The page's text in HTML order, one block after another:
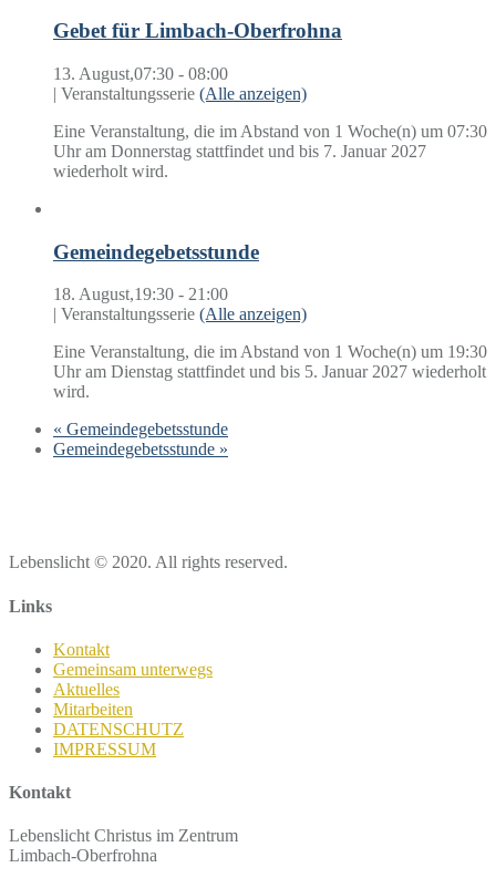
Gebet für Limbach-Oberfrohna
13. August,07:30 - 08:00
| Veranstaltungsserie (Alle anzeigen)
Eine Veranstaltung, die im Abstand von 1 Woche(n) um 07:30
Uhr am Donnerstag stattfindet und bis 7. Januar 2027
wiederholt wird.
Gemeindegebetsstunde
18. August,19:30 - 21:00
| Veranstaltungsserie (Alle anzeigen)
Eine Veranstaltung, die im Abstand von 1 Woche(n) um 19:30
Uhr am Dienstag stattfindet und bis 5. Januar 2027 wiederholt
wird.
« Gemeindegebetsstunde
Gemeindegebetsstunde »
Lebenslicht © 2020. All rights reserved.
Links
Kontakt
Gemeinsam unterwegs
Aktuelles
Mitarbeiten
DATENSCHUTZ
IMPRESSUM
Kontakt
Lebenslicht Christus im Zentrum
Limbach-Oberfrohna